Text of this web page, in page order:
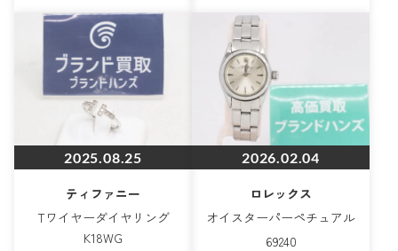
2025.08.25
ティファニー
Tワイヤーダイヤリング
K18WG
2026.02.04
ロレックス
オイスターパーペチュアル
69240